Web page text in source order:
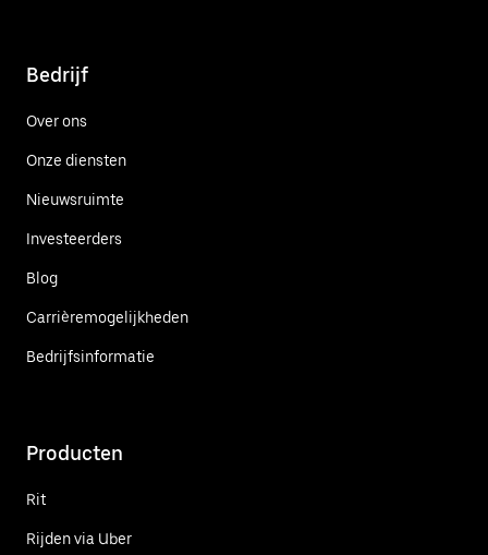
Bedrijf
Over ons
Onze diensten
Nieuwsruimte
Investeerders
Blog
Carrièremogelijkheden
Bedrijfsinformatie
Producten
Rit
Rijden via Uber